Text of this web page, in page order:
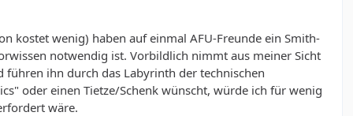
kostet wenig) haben auf einmal AFU-Freunde ein Smith-
notwendig ist. Vorbildlich nimmt aus meiner Sicht
ihn durch das Labyrinth der technischen
oder einen Tietze/Schenk wünscht, würde ich für wenig
wäre.